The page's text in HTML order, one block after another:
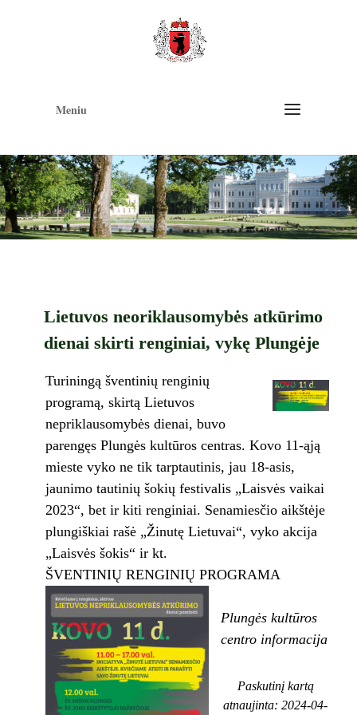
Meniu
Lietuvos neoriklausomybės atkūrimo
dienai skirti renginiai, vykę Plungėje
Turiningą šventinių renginių
programą, skirtą Lietuvos
nepriklausomybės dienai, buvo
parengęs Plungės kultūros centras. Kovo 11-ąją
mieste vyko ne tik tarptautinis, jau 18-asis,
jaunimo tautinių šokių festivalis „Laisvės vaikai
2023“, bet ir kiti renginiai. Senamiesčio aikštėje
plungiškiai rašė „Žinutę Lietuvai“, vyko akcija
„Laisvės šokis“ ir kt.
ŠVENTINIŲ RENGINIŲ PROGRAMA
Plungės kultūros
centro informacija
Paskutinį kartą
atnaujinta: 2024-04-